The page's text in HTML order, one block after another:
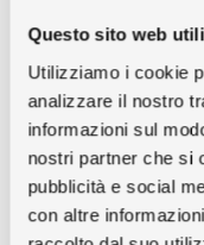
Questo sito web
Utilizziamo i cookie
analizzare il nostro
informazioni sul
nostri partner che si
pubblicità e social
con altre
Gonna Retro
Ripiano